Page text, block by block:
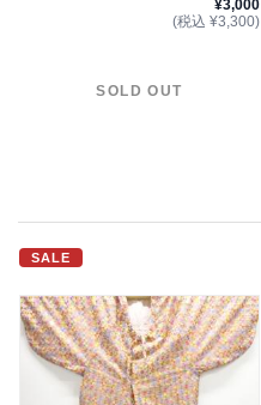
¥3,000
(税込 ¥3,300)
SOLD OUT
SALE